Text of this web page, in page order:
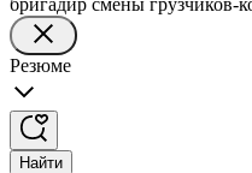
бригадир смены грузчиков-
Резюме
Найти